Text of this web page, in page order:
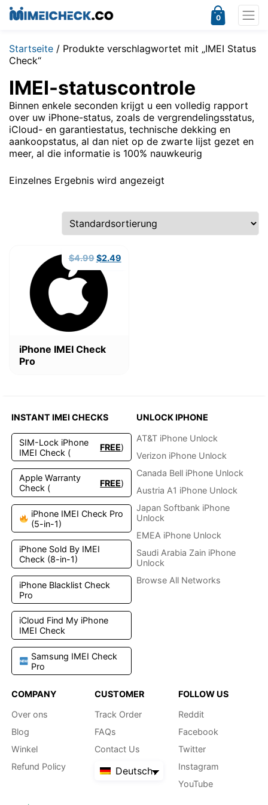
0
Startseite / Produkte verschlagwortet mit „IMEI Status
Check“
IMEI-statuscontrole
Binnen enkele seconden krijgt u een volledig rapport
over uw iPhone-status, zoals de vergrendelingsstatus,
iCloud- en garantiestatus, technische dekking en
aankoopstatus, al dan niet op de zwarte lijst gezet en
meer, al die informatie is 100% nauwkeurig
Einzelnes Ergebnis wird angezeigt
iPhone IMEI Check
Pro
$4.99Ursprünglicher
war:
$4.99
$2.49Aktueller
INSTANT IMEI CHECKS
SIM-Lock iPhone
IMEI Check (
FREE)
Apple Warranty
Check (
FREE)
iPhone IMEI Check Pro
(5-in-1)
iPhone Sold By IMEI
Check (8-in-1)
iPhone Blacklist Check
Pro
iCloud Find My iPhone
IMEI Check
Samsung IMEI Check
Pro
UNLOCK IPHONE
AT&T iPhone Unlock
Verizon iPhone Unlock
Canada Bell iPhone Unlock
Austria A1 iPhone Unlock
Japan Softbank iPhone
Unlock
EMEA iPhone Unlock
Saudi Arabia Zain iPhone
Unlock
Browse All Networks
COMPANY
Over ons
Blog
Winkel
Refund Policy
CUSTOMER
Track Order
FAQs
Contact Us
Deutsch
FOLLOW US
Reddit
Facebook
Twitter
Instagram
YouTube